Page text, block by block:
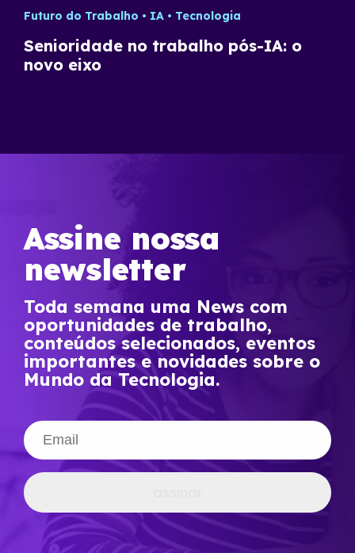
Futuro do Trabalho
IA Tecnologia
Senioridade no trabalho pós-IA: o
novo eixo
Assine nossa
newsletter
Toda semana uma News com
oportunidades de trabalho,
conteúdos selecionados, eventos
importantes e novidades sobre o
Mundo da Tecnologia.